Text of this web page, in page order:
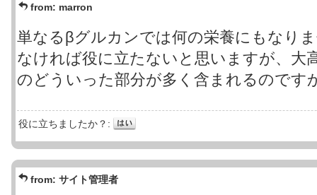
from: marron
単なるβグルカンでは何の栄養にもなり
なければ役に立たないと思いますが、大
のどういった部分が多く含まれるのです
役に立ちましたか？:
from: サイト管理者